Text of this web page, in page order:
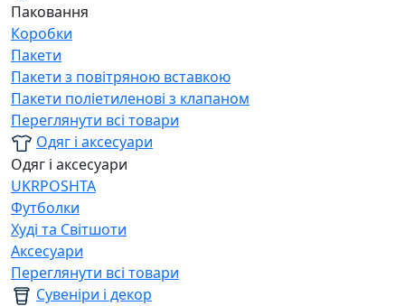
Паковання
Коробки
Пакети
Пакети з повітряною вставкою
Пакети поліетиленові з клапаном
Переглянути всі товари
Одяг і аксесуари
Одяг і аксесуари
UKRPOSHTA
Футболки
Худі та Світшоти
Аксесуари
Переглянути всі товари
Сувеніри і декор